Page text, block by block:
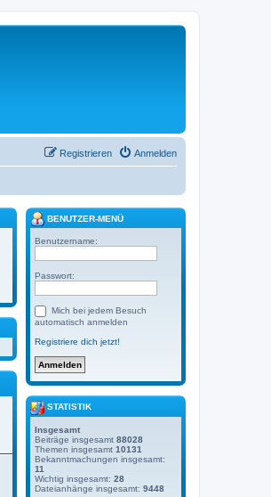
Anmelden
Registrieren
BENUTZER-MENÜ
Benutzername:
Passwort:
Mich bei jedem Besuch
automatisch anmelden
Registriere dich jetzt!
STATISTIK
Insgesamt
Beiträge insgesamt 88028
Themen insgesamt 10131
Bekanntmachungen insgesamt:
11
Wichtig insgesamt: 28
Dateianhänge insgesamt: 9448